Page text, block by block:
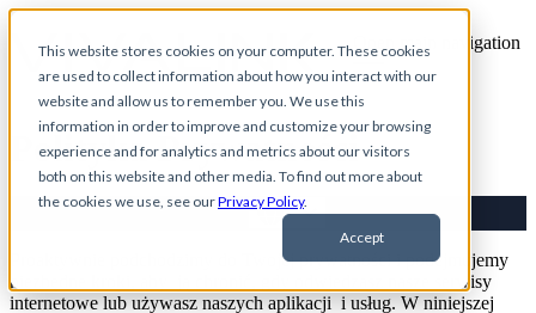
This website stores cookies on your computer. These cookies
are used to collect information about how you interact with our
website and allow us to remember you. We use this
information in order to improve and customize your browsing
experience and for analytics and metrics about our visitors
both on this website and other media. To find out more about
the cookies we use, see ourPrivacy Policy.
Accept
Open main navigation
Polityka Prywatności
Proaktywnie podchodzimy do Twojej prywatności i podejmujemy
niezbędne kroki, aby ją chronić, gdy odwiedzasz nasze serwisy
internetowe lub używasz naszych aplikacji i usług. W niniejszej